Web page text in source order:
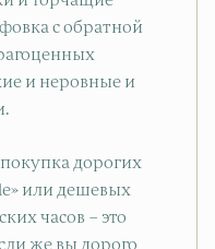
с обратной
и неровные и
дорогих
или дешевых
часов – это
же вы дорого